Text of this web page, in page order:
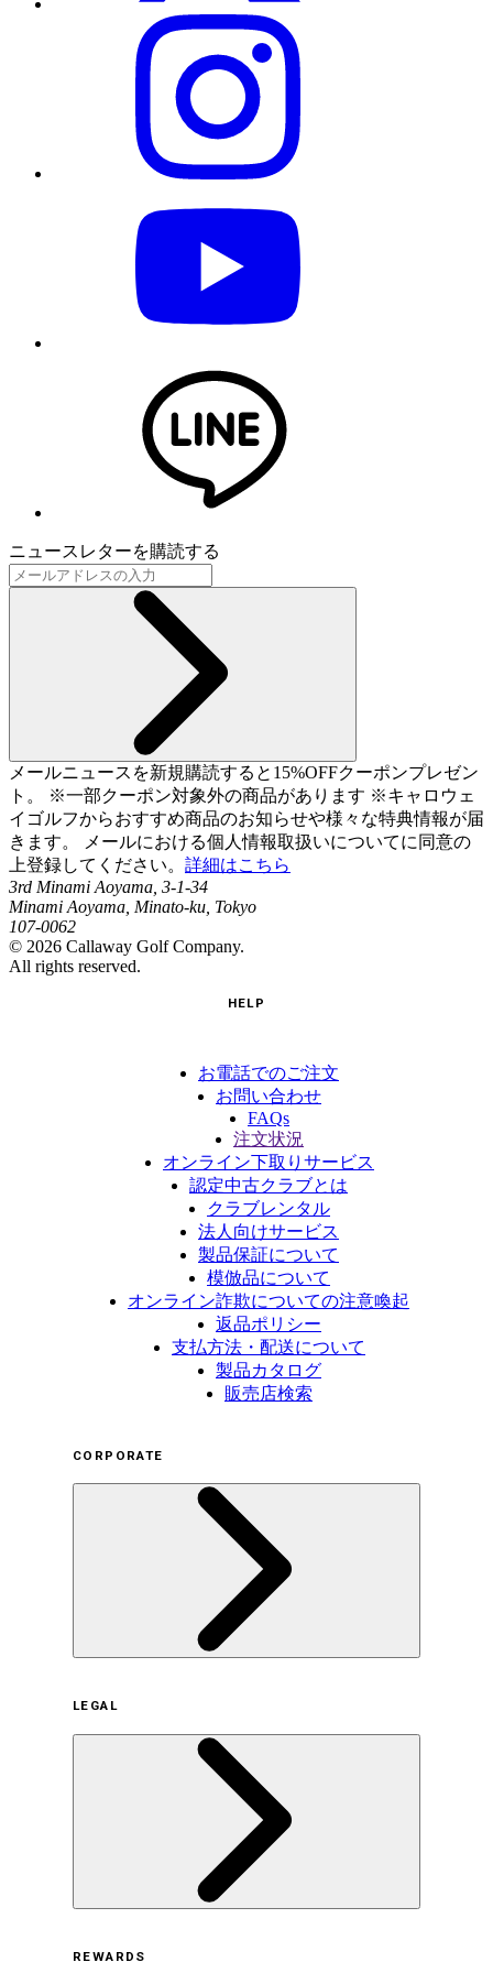
ニュースレターを購読する
メールニュースを新規購読すると15%OFFクーポンプレゼン
ト。 ※一部クーポン対象外の商品があります ※キャロウェ
イゴルフからおすすめ商品のお知らせや様々な特典情報が届
きます。 メールにおける個人情報取扱いについてに同意の
上登録してください。 詳細はこちら
3rd Minami Aoyama, 3-1-34
Minami Aoyama, Minato-ku, Tokyo
107-0062
© 2026 Callaway Golf Company.
All rights reserved.
HELP
お電話でのご注文
お問い合わせ
FAQs
注文状況
オンライン下取りサービス
認定中古クラブとは
クラブレンタル
法人向けサービス
製品保証について
模倣品について
オンライン詐欺についての注意喚起
返品ポリシー
支払方法・配送について
製品カタログ
販売店検索
CORPORATE
サステナビリティの取り組み（日本）
サステナビリティの取り組み（米国/英語）
ヒストリー
採用情報
LEGAL
REWARDS